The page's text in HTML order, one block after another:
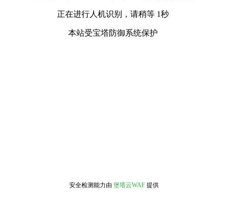
正在进行人机识别，请稍等 1秒
本站受宝塔防御系统保护
安全检测能力由 堡塔云WAF 提供